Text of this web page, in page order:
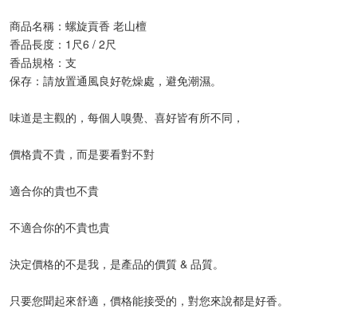
商品名稱：螺旋貢香 老山檀
香品長度：1尺6 / 2尺
香品規格：支
保存：請放置通風良好乾燥處，避免潮濕。
味道是主觀的，每個人嗅覺、喜好皆有所不同，
價格貴不貴，而是要看對不對
適合你的貴也不貴
不適合你的不貴也貴
決定價格的不是我，是產品的價質 & 品質。
只要您聞起來舒適，價格能接受的，對您來說都是好香。